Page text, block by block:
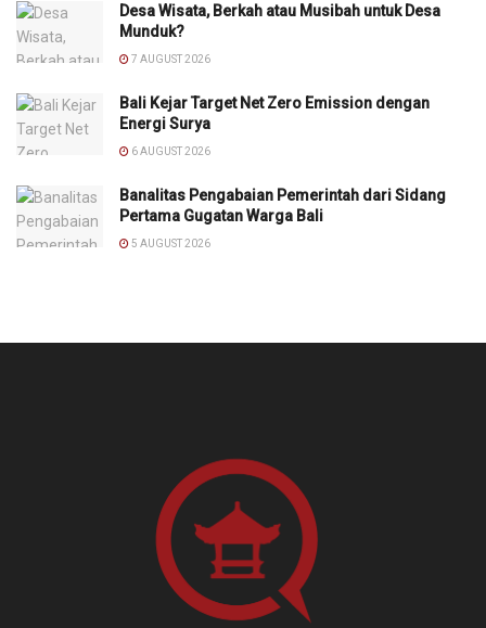
Desa Wisata, Berkah atau Musibah untuk Desa
Munduk?
7 AUGUST 2026
Bali Kejar Target Net Zero Emission dengan
Energi Surya
6 AUGUST 2026
Banalitas Pengabaian Pemerintah dari Sidang
Pertama Gugatan Warga Bali
5 AUGUST 2026